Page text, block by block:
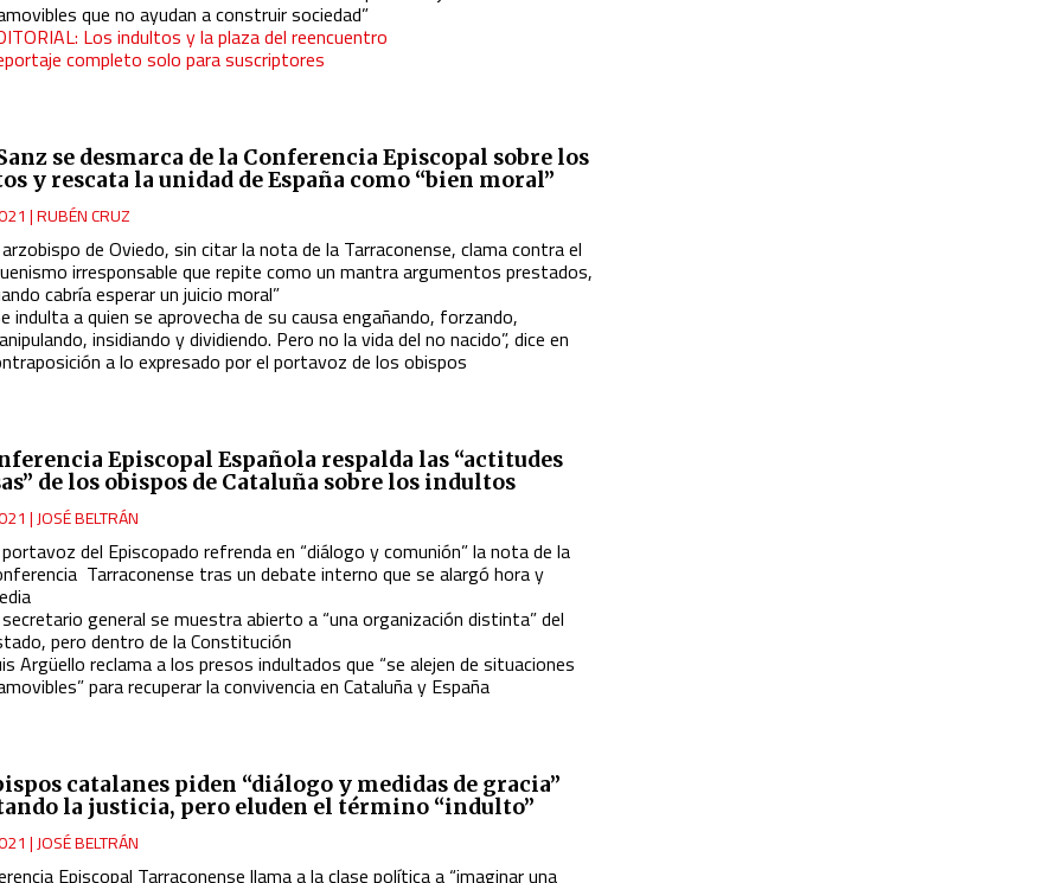
que no ayudan a construir sociedad”
Los indultos y la plaza del reencuentro
completo solo para suscriptores
se desmarca de la Conferencia Episcopal sobre los
y rescata la unidad de España como “bien moral”
|RUBÉN CRUZ
arzobispo de Oviedo, sin citar la nota de la Tarraconense, clama contra el
irresponsable que repite como un mantra argumentos prestados,
cabría esperar un juicio moral”
indulta a quien se aprovecha de su causa engañando, forzando,
insidiando y dividiendo. Pero no la vida del no nacido”, dice en
a lo expresado por el portavoz de los obispos
Episcopal Española respalda las “actitudes
de los obispos de Cataluña sobre los indultos
|JOSÉ BELTRÁN
portavoz del Episcopado refrenda en “diálogo y comunión” la nota de la
Tarraconense tras un debate interno que se alargó hora y
secretario general se muestra abierto a “una organización distinta” del
pero dentro de la Constitución
Argüello reclama a los presos indultados que “se alejen de situaciones
para recuperar la convivencia en Cataluña y España
catalanes piden “diálogo y medidas de gracia”
la justicia, pero eluden el término “indulto”
|JOSÉ BELTRÁN
Episcopal Tarraconense llama a la clase política a “imaginar una